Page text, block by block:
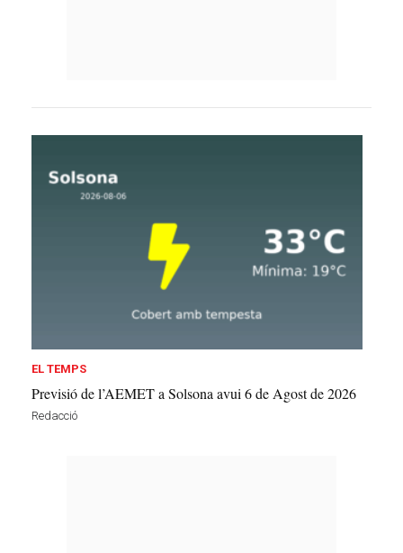
EL TEMPS
Previsió de l’AEMET a Solsona avui 6 de Agost de 2026
Redacció